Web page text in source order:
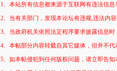
1、本站所有信息都来源于互联网有违法信
2、当有关部门，发现本论坛有违规,违法内
3、当政府机关依照法定程序要求披露信息
4、本帖部分内容转载自其它媒体，但并不
5、如本帖侵犯到任何版权问题，请立即告